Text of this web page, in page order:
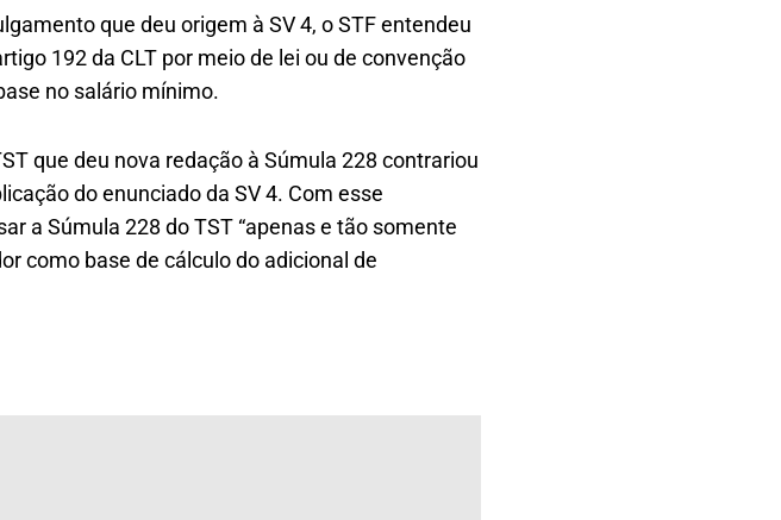
que deu origem à SV 4, o STF entendeu
192 da CLT por meio de lei ou de convenção
no salário mínimo.
que deu nova redação à Súmula 228 contrariou
do enunciado da SV 4. Com esse
a Súmula 228 do TST “apenas e tão somente
como base de cálculo do adicional de